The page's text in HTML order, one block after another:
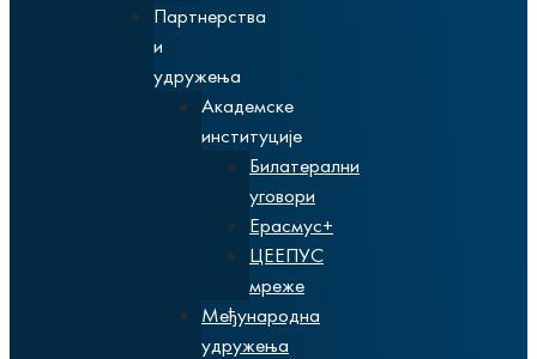
Партнерства
и
удружења
Академске
институције
Билатерални
уговори
Ерасмус+
ЦЕЕПУС
мреже
Међународна
удружења